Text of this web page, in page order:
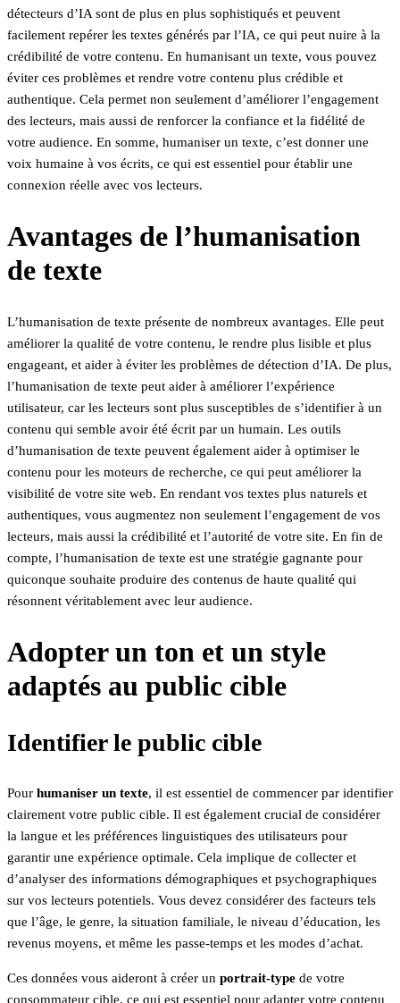
détecteurs d’IA sont de plus en plus sophistiqués et peuvent
facilement repérer les textes générés par l’IA, ce qui peut nuire à la
crédibilité de votre contenu. En humanisant un texte, vous pouvez
éviter ces problèmes et rendre votre contenu plus crédible et
authentique. Cela permet non seulement d’améliorer l’engagement
des lecteurs, mais aussi de renforcer la confiance et la fidélité de
votre audience. En somme, humaniser un texte, c’est donner une
voix humaine à vos écrits, ce qui est essentiel pour établir une
connexion réelle avec vos lecteurs.
Avantages de l’humanisation
de texte
L’humanisation de texte présente de nombreux avantages. Elle peut
améliorer la qualité de votre contenu, le rendre plus lisible et plus
engageant, et aider à éviter les problèmes de détection d’IA. De plus,
l’humanisation de texte peut aider à améliorer l’expérience
utilisateur, car les lecteurs sont plus susceptibles de s’identifier à un
contenu qui semble avoir été écrit par un humain. Les outils
d’humanisation de texte peuvent également aider à optimiser le
contenu pour les moteurs de recherche, ce qui peut améliorer la
visibilité de votre site web. En rendant vos textes plus naturels et
authentiques, vous augmentez non seulement l’engagement de vos
lecteurs, mais aussi la crédibilité et l’autorité de votre site. En fin de
compte, l’humanisation de texte est une stratégie gagnante pour
quiconque souhaite produire des contenus de haute qualité qui
résonnent véritablement avec leur audience.
Adopter un ton et un style
adaptés au public cible
Identifier le public cible
Pour humaniser un texte, il est essentiel de commencer par identifier
clairement votre public cible. Il est également crucial de considérer
la langue et les préférences linguistiques des utilisateurs pour
garantir une expérience optimale. Cela implique de collecter et
d’analyser des informations démographiques et psychographiques
sur vos lecteurs potentiels. Vous devez considérer des facteurs tels
que l’âge, le genre, la situation familiale, le niveau d’éducation, les
revenus moyens, et même les passe-temps et les modes d’achat.
Ces données vous aideront à créer un portrait-type de votre
consommateur cible, ce qui est essentiel pour adapter votre contenu